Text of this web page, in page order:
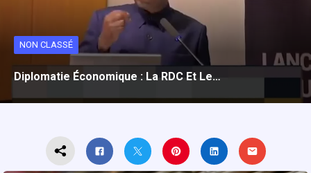
NON CLASSÉ
Diplomatie Économique : La RDC Et Le…